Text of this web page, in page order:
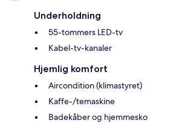
Underholdning
55-tommers LED-tv
Kabel-tv-kanaler
Hjemlig komfort
Aircondition (klimastyret)
Kaffe-/temaskine
Badekåber og hjemmesko